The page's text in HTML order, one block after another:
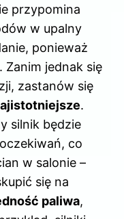
przypomina
w upalny
ponieważ
Zanim jednak się
zastanów się
.
silnik będzie
co
w salonie –
się na
paliwa,